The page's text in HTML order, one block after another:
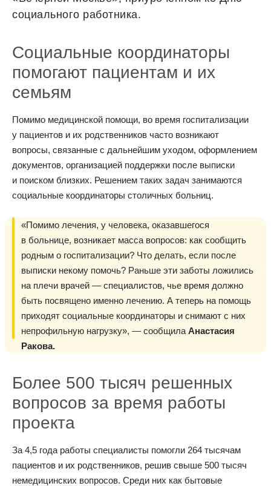
социального работника.
Социальные координаторы
помогают пациентам и их
семьям
Помимо медицинской помощи, во время госпитализации
у пациентов и их родственников часто возникают
вопросы, связанные с дальнейшим уходом, оформлением
документов, организацией поддержки после выписки
и поиском близких. Решением таких задач занимаются
социальные координаторы столичных больниц.
«Помимо лечения, у человека, оказавшегося
в больнице, возникает масса вопросов: как сообщить
родным о госпитализации? Что делать, если после
выписки некому помочь? Раньше эти заботы ложились
на плечи врачей — специалистов, чье время должно
быть посвящено именно лечению. А теперь на помощь
приходят социальные координаторы и снимают с них
непрофильную нагрузку», — сообщила Анастасия
Ракова.
Более 500 тысяч решенных
вопросов за время работы
проекта
За 4,5 года работы специалисты помогли 264 тысячам
пациентов и их родственников, решив свыше 500 тысяч
немедицинских вопросов. Среди них как бытовые